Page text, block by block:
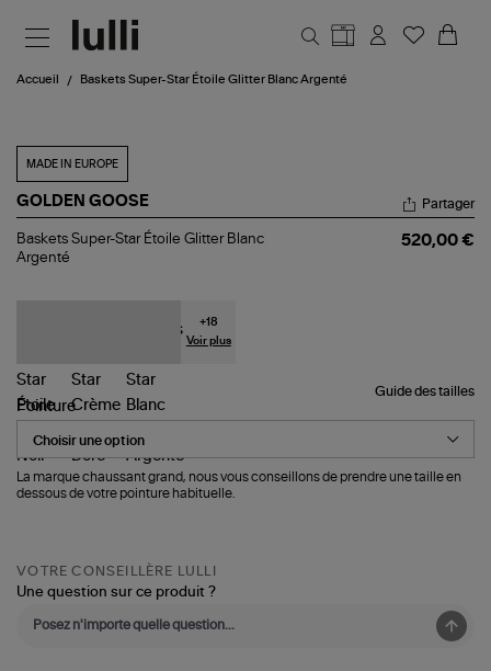
Accueil Baskets Super-Star Étoile Glitter Blanc Argenté
MADE IN EUROPE
GOLDEN GOOSE
Baskets
Super-
Star
Partager
Baskets Super-Star Étoile Glitter Blanc
Argenté
520,00 €
+18
Voir plus
Guide des tailles
Pointure
La marque chaussant grand, nous vous conseillons de prendre une taille en
dessous de votre pointure habituelle.
VOTRE CONSEILLÈRE LULLI
Une question sur ce produit ?